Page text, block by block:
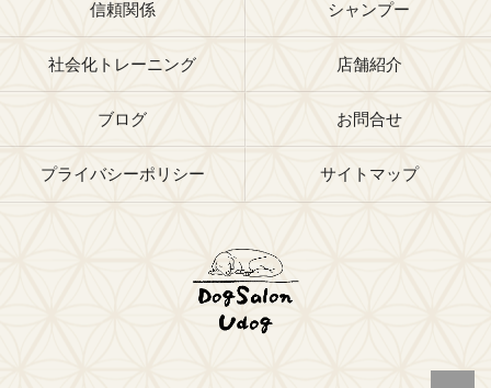
信頼関係 シャンプー
社会化トレーニング 店舗紹介
ブログ お問合せ
プライバシーポリシー サイトマップ